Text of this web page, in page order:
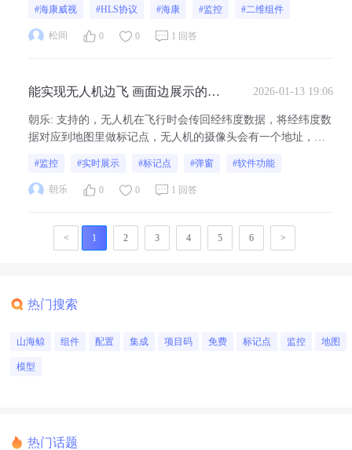
#海康威视 #HLS协议 #海康 #监控 #二维组件
松间 0 0 1 回答
能实现无人机边飞 画面边展示的样
2026-01-13 19:06
朝乐: 支持的，无人机在飞行时会传回经纬度数据，将经纬度数
据对应到地图里做标记点，无人机的摄像头会有一个地址，将
可以实现边飞边展示的画面
#监控 #实时展示 #标记点 #弹窗 #软件功能
朝乐 0 0 1 回答
< 1 2 3 4 5 6 >
热门搜索
山海鲸 组件 配置 集成 项目码 免费 标记点 监控 地图
模型
热门话题